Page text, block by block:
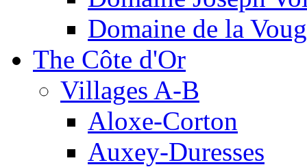
Domaine de la
The Côte d'Or
Villages A-B
Aloxe-Corton
Auxey-Duresses